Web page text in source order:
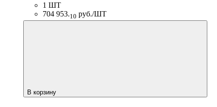
1 ШТ
704 953.10 руб./ШТ
В корзину